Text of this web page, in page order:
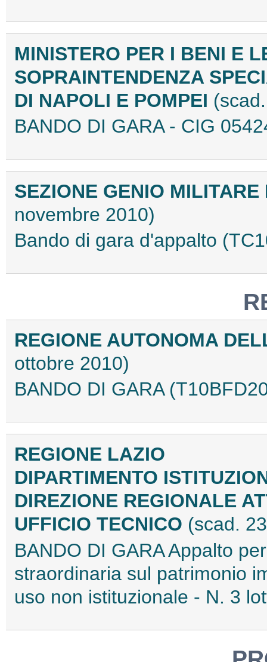
MINISTERO PER I BENI E
SOPRAINTENDENZA
DI NAPOLI E POMPEI
BANDO DI GARA - CIG
SEZIONE GENIO
novembre 2010)
Bando di gara d'appalto
REGIONE AUTONOMA
ottobre 2010)
BANDO DI GARA
REGIONE LAZIO
DIPARTIMENTO
DIREZIONE REGIONALE
UFFICIO TECNICO (scad.
BANDO DI GARA Appalto
straordinaria sul patrimonio
uso non istituzionale - N. 3